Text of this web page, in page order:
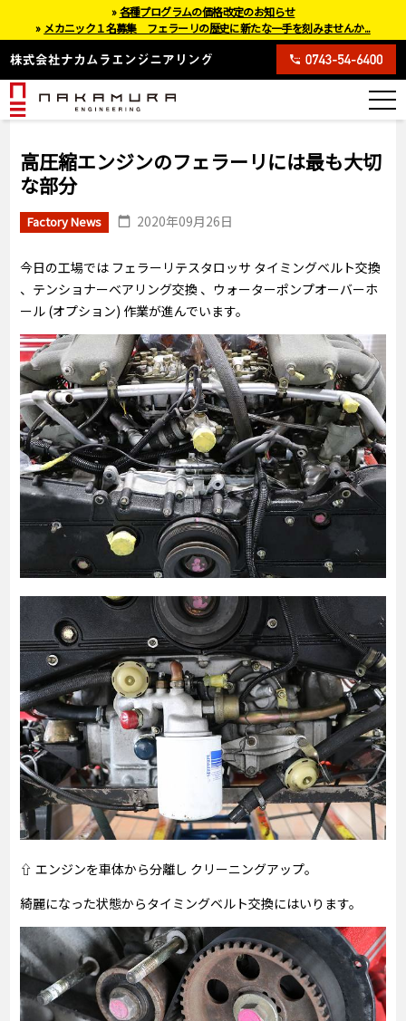
高圧縮エンジンのフェラーリには最も大切
な部分
Factory News 2020年09月26日
今日の工場では フェラーリテスタロッサ タイミングベルト交換
、テンショナーベアリング交換 、ウォーターポンプオーバーホ
ール (オプション) 作業が進んでいます。
⇧ エンジンを車体から分離し クリーニングアップ。
綺麗になった状態からタイミングベルト交換にはいります。
»各種プログラムの価格改定のお知らせ
» メカニック１名募集 フェラーリの歴史に新たな一手を刻みませんか...